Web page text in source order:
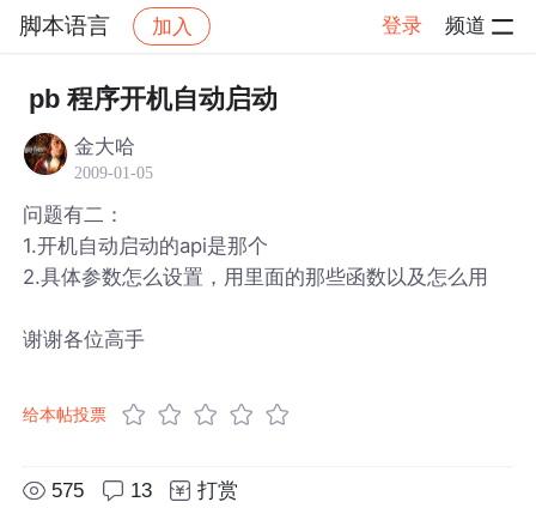
脚本语言 加入 登录 频道
社区 脚本语言 帖子详情
pb 程序开机自动启动
金大哈
2009-01-05
问题有二：
1.开机自动启动的api是那个
2.具体参数怎么设置，用里面的那些函数以及怎么用
谢谢各位高手
给本帖投票
575 13 打赏